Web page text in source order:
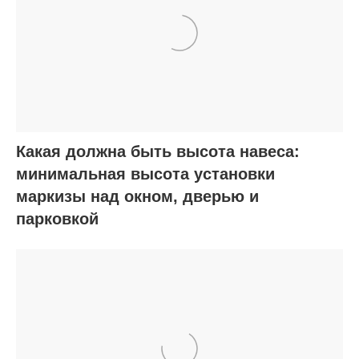
Какая должна быть высота навеса:
минимальная высота установки
маркизы над окном, дверью и
парковкой